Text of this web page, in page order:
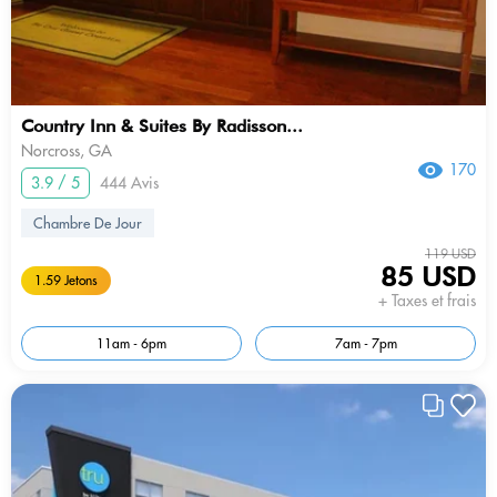
Country Inn & Suites By Radisson...
Norcross, GA
3.9 / 5
444 Avis
170
Chambre De Jour
1.59 Jetons
119 USD
85 USD
+ Taxes et frais
11am - 6pm 7am - 7pm